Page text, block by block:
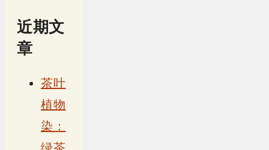
近期文
章
茶叶
植物
染：